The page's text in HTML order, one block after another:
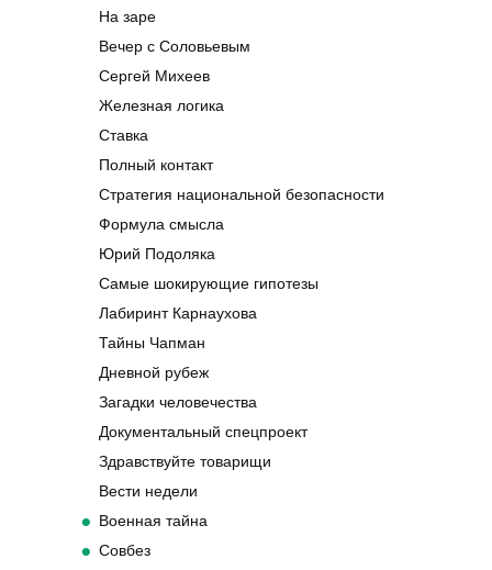
На заре
Вечер с Соловьевым
Сергей Михеев
Железная логика
Ставка
Полный контакт
Стратегия национальной безопасности
Формула смысла
Юрий Подоляка
Самые шокирующие гипотезы
Лабиринт Карнаухова
Тайны Чапман
Дневной рубеж
Загадки человечества
Документальный спецпроект
Здравствуйте товарищи
Вести недели
Военная тайна
Совбез